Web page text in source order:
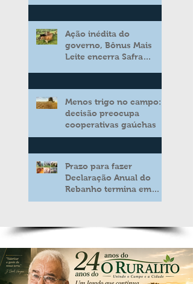
Ação inédita do
governo, Bônus Mais
Leite encerra Safra
aos produtores de leite
Menos trigo no campo:
decisão preocupa
cooperativas gaúchas
Prazo para fazer
Declaração Anual do
Rebanho termina em
duas semanas